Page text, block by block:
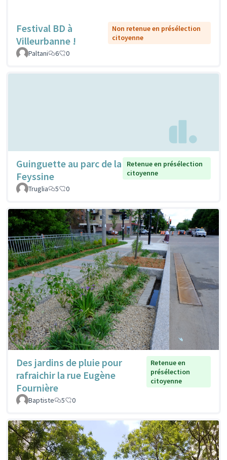
Festival BD à
Villeurbanne !
Non retenue en présélection
citoyenne
Paltani
6 0
Guinguette au parc de la
Feyssine
Retenue en présélection
citoyenne
Truglia
5 0
Des jardins de pluie pour
rafraichir la rue Eugène
Fournière
Retenue en
présélection
citoyenne
Baptiste 5 0